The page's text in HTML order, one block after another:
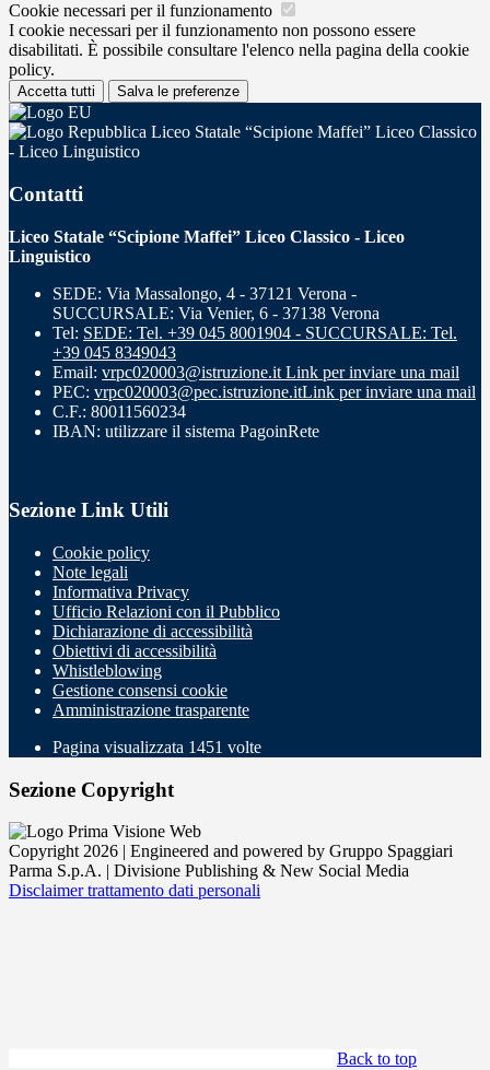
Cookie necessari per il funzionamento
I cookie necessari per il funzionamento non possono essere
disabilitati. È possibile consultare l'elenco nella pagina della cookie
policy.
Accetta tutti Salva le preferenze
Liceo Statale “Scipione Maffei” Liceo Classico
- Liceo Linguistico
Contatti
Liceo Statale “Scipione Maffei” Liceo Classico - Liceo
Linguistico
SEDE: Via Massalongo, 4 - 37121 Verona -
SUCCURSALE: Via Venier, 6 - 37138 Verona
Tel: SEDE: Tel. +39 045 8001904 - SUCCURSALE: Tel.
+39 045 8349043
Email: vrpc020003@istruzione.it Link per inviare una mail
PEC: vrpc020003@pec.istruzione.itLink per inviare una mail
C.F.: 80011560234
IBAN: utilizzare il sistema PagoinRete
Sezione Link Utili
Cookie policy
Note legali
Informativa Privacy
Ufficio Relazioni con il Pubblico
Dichiarazione di accessibilità
Obiettivi di accessibilità
Whistleblowing
Gestione consensi cookie
Amministrazione trasparente
Pagina visualizzata 1451 volte
Sezione Copyright
Copyright 2026 | Engineered and powered by Gruppo Spaggiari
Parma S.p.A. | Divisione Publishing & New Social Media
Disclaimer trattamento dati personali
Back to top